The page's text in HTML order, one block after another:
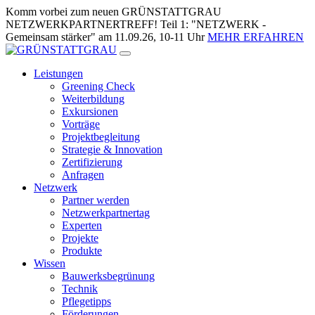
Zum
Inhalt
springen
Komm vorbei zum neuen GRÜNSTATTGRAU
NETZWERKPARTNERTREFF! Teil 1: "NETZWERK -
Gemeinsam stärker" am 11.09.26, 10-11 UhrMEHR ERFAHREN
Leistungen
Greening Check
Weiterbildung
Exkursionen
Vorträge
Projektbegleitung
Strategie & Innovation
Zertifizierung
Anfragen
Netzwerk
Partner werden
Netzwerkpartnertag
Experten
Projekte
Produkte
Wissen
Bauwerksbegrünung
Technik
Pflegetipps